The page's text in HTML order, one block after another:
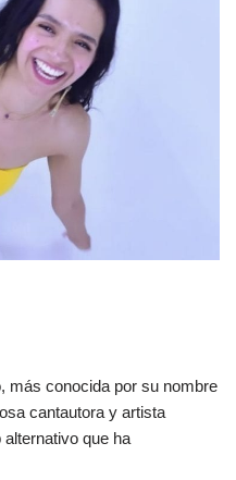
más conocida por su nombre
cantautora y artista
alternativo que ha